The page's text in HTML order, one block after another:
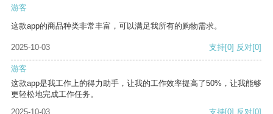
游客
这款app的商品种类非常丰富，可以满足我所有的购物需求。
2025-10-03 支持[0] 反对[0]
游客
这款app是我工作上的得力助手，让我的工作效率提高了50%，让我能够
更轻松地完成工作任务。
2025-10-03
支持[0] 反对[0]